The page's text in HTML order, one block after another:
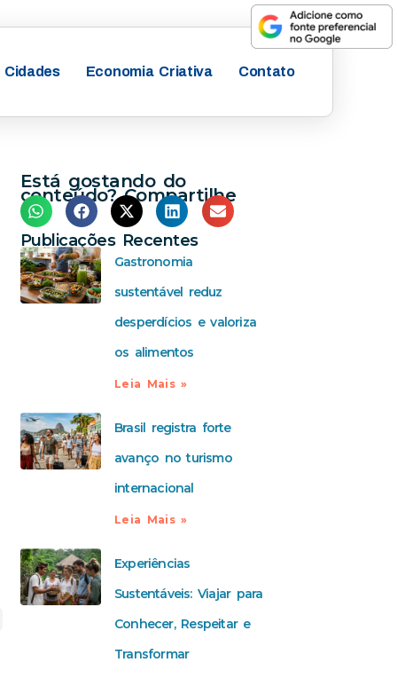
Cidades Economia Criativa Contato
Está gostando do
conteúdo? Compartilhe
Publicações Recentes
Gastronomia
sustentável reduz
desperdícios e valoriza
os alimentos
Leia Mais »
Brasil registra forte
avanço no turismo
internacional
Leia Mais »
Experiências
Sustentáveis: Viajar para
Conhecer, Respeitar e
Transformar